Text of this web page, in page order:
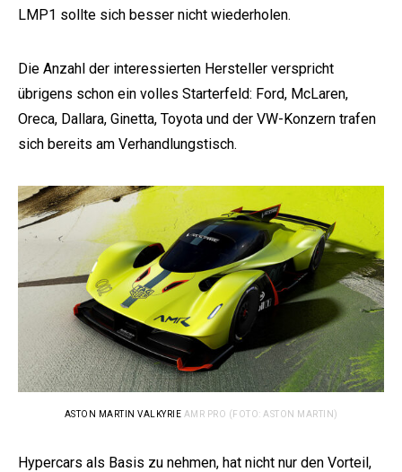
LMP1 sollte sich besser nicht wiederholen.
Die Anzahl der interessierten Hersteller verspricht
übrigens schon ein volles Starterfeld: Ford, McLaren,
Oreca, Dallara, Ginetta, Toyota und der VW-Konzern trafen
sich bereits am Verhandlungstisch.
ASTON MARTIN VALKYRIE AMR PRO (FOTO: ASTON MARTIN)
Hypercars als Basis zu nehmen, hat nicht nur den Vorteil,